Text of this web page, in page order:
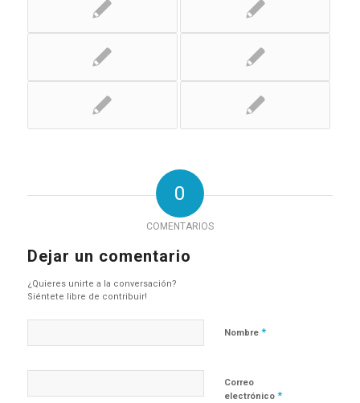
0
COMENTARIOS
Dejar un comentario
¿Quieres unirte a la conversación?
Siéntete libre de contribuir!
Nombre *
Correo
electrónico *